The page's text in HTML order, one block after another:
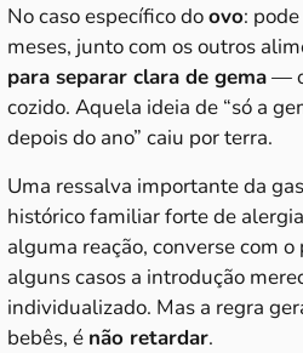
No caso específico doovo:
meses, junto com os outros
para separar clara de gema—
cozido. Aquela ideia de “só a
depois do ano” caiu por terra.
Uma ressalva importante da
histórico familiar forte de
alguma reação, converse com
alguns casos a introdução
individualizado. Mas a regra
bebês, é não retardar.